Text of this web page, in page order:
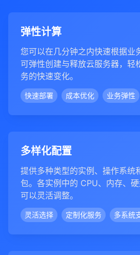
弹性计算
您可以在几分钟之内快速根据业
可弹性创建与释放云服务器，轻
务的快速变化。
快速部署 成本优化 业务弹性
多样化配置
提供多种类型的实例、操作系统
包。各实例中的 CPU、内存、
可以灵活调整。
灵活选择 定制化服务 多系统